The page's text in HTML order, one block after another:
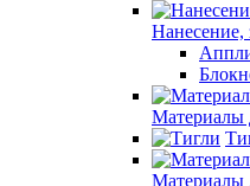
Нанесение,
Материалы
Материалы